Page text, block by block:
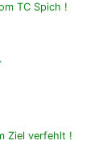
TC Spich !
Ziel verfehlt !